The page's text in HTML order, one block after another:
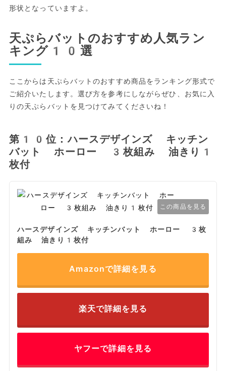
形状となっていますよ。
天ぷらバットのおすすめ人気ラン
キング10選
ここからは天ぷらバットのおすすめ商品をランキング形式で
ご紹介いたします。選び方を参考にしながらぜひ、お気に入
りの天ぷらバットを見つけてみてくださいね！
第10位：ハースデザインズ キッチン
バット ホーロー 3枚組み 油きり1
枚付
この商品を見る
ハースデザインズ キッチンバット ホーロー 3枚
組み 油きり1枚付
Amazonで詳細を見る
楽天で詳細を見る
ヤフーで詳細を見る